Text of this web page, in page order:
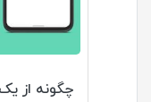
چگونه از